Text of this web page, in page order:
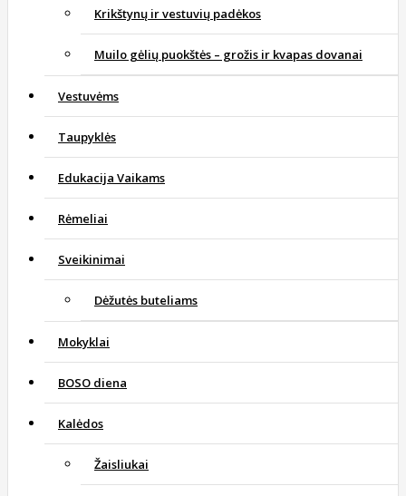
Krikštynų ir vestuvių padėkos
Muilo gėlių puokštės – grožis ir kvapas dovanai
Vestuvėms
Taupyklės
Edukacija Vaikams
Rėmeliai
Sveikinimai
Dėžutės buteliams
Mokyklai
BOSO diena
Kalėdos
Žaisliukai